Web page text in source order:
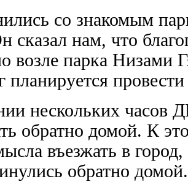
со знакомым
нам, что
возле парка Низами
планируется
нескольких часов
обратно домой. К
въезжать в
обратно домой.